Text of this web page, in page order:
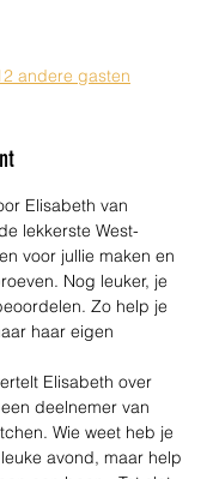
andere gasten
Elisabeth van
lekkerste West-
voor jullie maken en
Nog leuker, je
Zo help je
haar eigen
Elisabeth over
deelnemer van
Wie weet heb je
avond, maar help